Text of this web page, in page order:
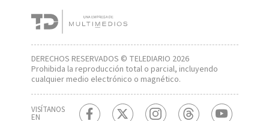
DERECHOS RESERVADOS © TELEDIARIO 2026
Prohibida la reproducción total o parcial, incluyendo
cualquier medio electrónico o magnético.
VISÍTANOS
EN